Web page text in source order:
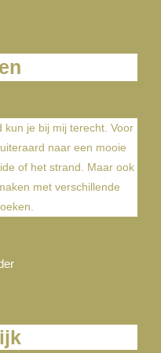
je bij mij terecht. Voor
naar een mooie
of het strand. Maar ook
met verschillende